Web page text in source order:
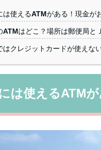
は使えるATMがある！現金が
ATMはどこ？場所は郵便局と
はクレジットカードが使えな
は使えるATM